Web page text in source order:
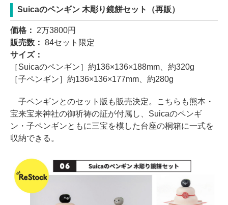
Suicaのペンギン 木彫り鏡餅セット（再販）
価格： 2万3800円
販売数： 84セット限定
サイズ：
［Suicaのペンギン］約136×136×188mm、約320g
［子ペンギン］約136×136×177mm、約280g
子ペンギンとのセット版も販売決定。こちらも熊本・
宝来宝来神社の御祈祷の証が付属し、Suicaのペンギ
ン・子ペンギンともに三宝を模した台座の桐箱に一式を
収納できる。